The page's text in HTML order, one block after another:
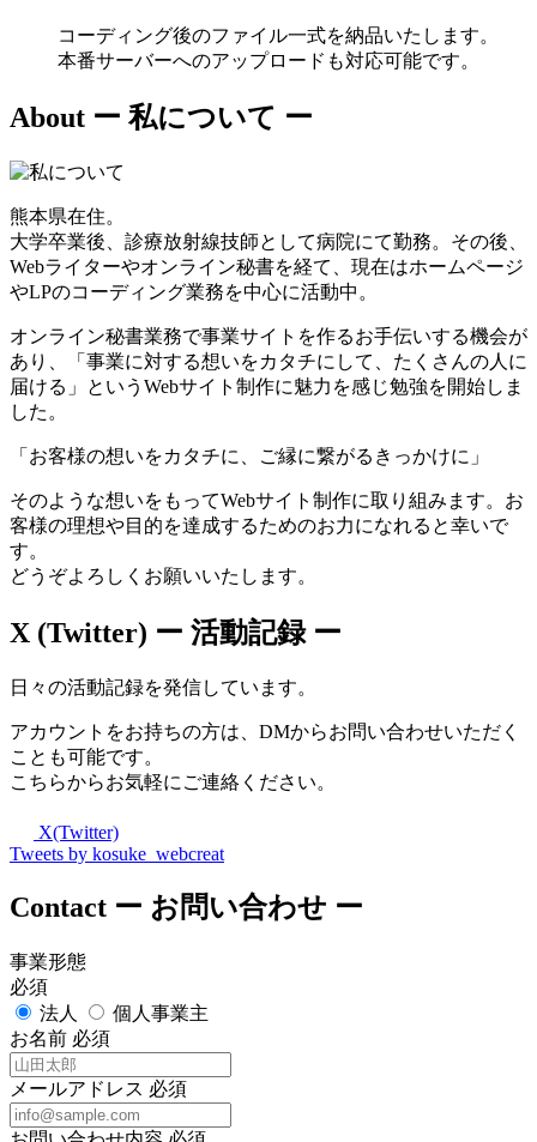
コーディング後のファイル一式を納品いたします。
本番サーバーへのアップロードも対応可能です。
About ー 私について ー
熊本県在住。
大学卒業後、診療放射線技師として病院にて勤務。その後、
Webライターやオンライン秘書を経て、現在はホームページ
やLPのコーディング業務を中心に活動中。
オンライン秘書業務で事業サイトを作るお手伝いする機会が
あり、「事業に対する想いをカタチにして、たくさんの人に
届ける」というWebサイト制作に魅力を感じ勉強を開始しま
した。
「お客様の想いをカタチに、ご縁に繋がるきっかけに」
そのような想いをもってWebサイト制作に取り組みます。お
客様の理想や目的を達成するためのお力になれると幸いで
す。
どうぞよろしくお願いいたします。
X (Twitter) ー 活動記録 ー
日々の活動記録を発信しています。
アカウントをお持ちの方は、DMからお問い合わせいただく
ことも可能です。
こちらからお気軽にご連絡ください。
X(Twitter)
Tweets by kosuke_webcreat
Contact ー お問い合わせ ー
事業形態
必須
法人
個人事業主
お名前 必須
メールアドレス 必須